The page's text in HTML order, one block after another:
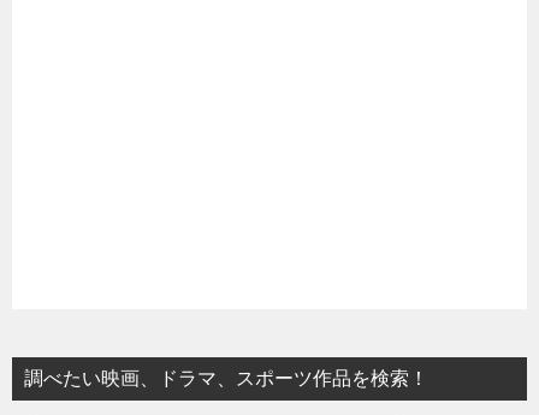
調べたい映画、ドラマ、スポーツ作品を検索！